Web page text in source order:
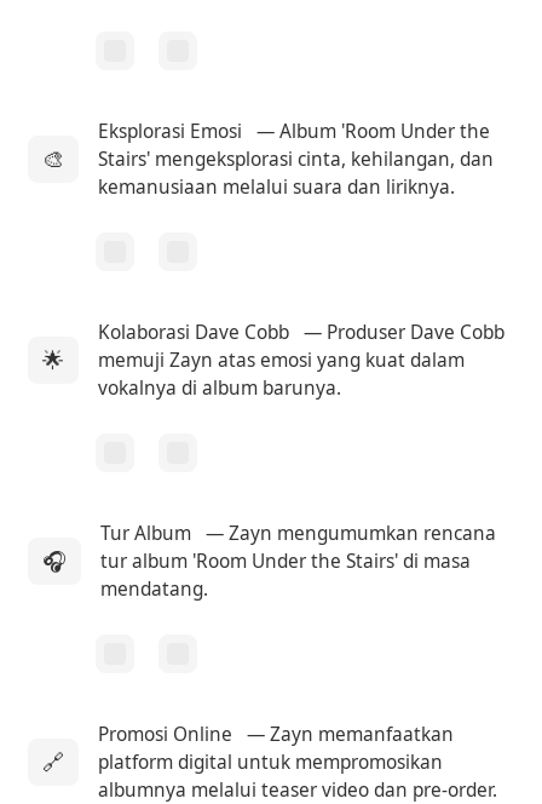
🎨
Eksplorasi Emosi
— Album 'Room Under the
Stairs' mengeksplorasi cinta, kehilangan, dan
kemanusiaan melalui suara dan liriknya.
🌟
Kolaborasi Dave Cobb — Produser Dave Cobb
memuji Zayn atas emosi yang kuat dalam
vokalnya di album barunya.
🎧
Tur Album — Zayn mengumumkan rencana
tur album 'Room Under the Stairs' di masa
mendatang.
🔗
Promosi Online
— Zayn memanfaatkan
platform digital untuk mempromosikan
albumnya melalui teaser video dan pre-order.